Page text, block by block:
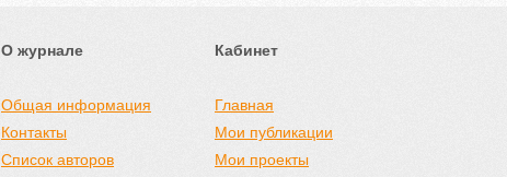
О журнале
Общая информация
Контакты
Список авторов
Кабинет
Главная
Мои публикации
Мои проекты